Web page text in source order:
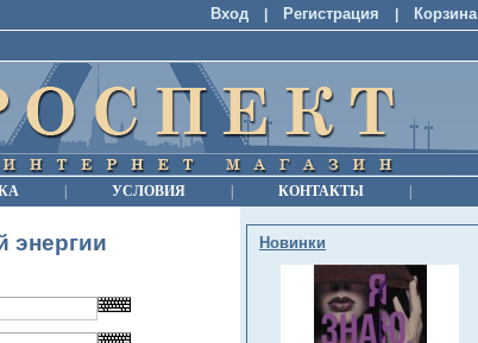
Вход Регистрация Корзина
УСЛОВИЯ КОНТАКТЫ
энергии Новинки